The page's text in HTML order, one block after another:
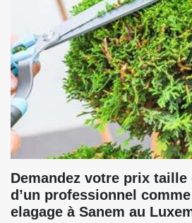
Demandez votre prix taille
d’un professionnel
elagage à Sanem au